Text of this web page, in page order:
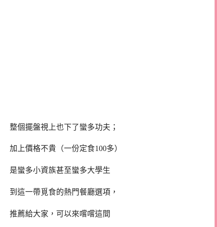
整個擺盤視上也下了蠻多功夫；
加上價格不貴（一份定食100多）
是蠻多小資族甚至蠻多大學生
到這一帶覓食的熱門餐廳選項，
推薦給大家，可以來嚐嚐這間